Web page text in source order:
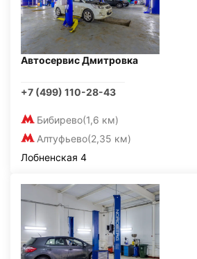
Автосервис Дмитровка
+7 (499) 110-28-43
Бибирево(1,6 км)
Алтуфьево(2,35 км)
Лобненская 4